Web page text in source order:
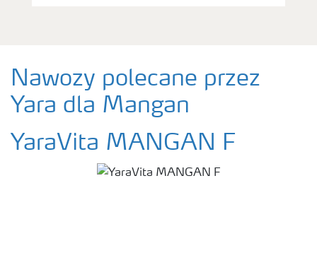
Nawozy polecane przez
Yara dla Mangan
YaraVita MANGAN F